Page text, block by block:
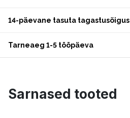
14-päevane tasuta tagastusõigus
Tarneaeg 1-5 tööpäeva
Sarnased tooted